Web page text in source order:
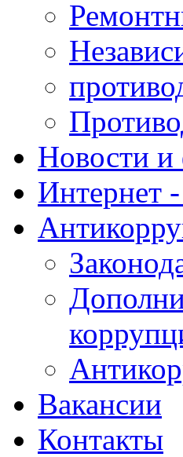
Новости и
Интернет
Вакансии
Контакты